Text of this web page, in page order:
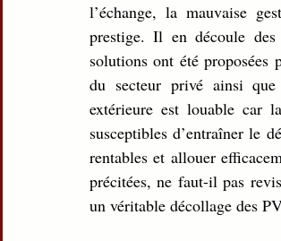
l’échange, la mauvaise
prestige. Il en découle
solutions ont été
du secteur privé ainsi que
extérieure est louable car
susceptibles d’entraîner le
rentables et allouer
précitées, ne faut-il pas
un véritable décollage des